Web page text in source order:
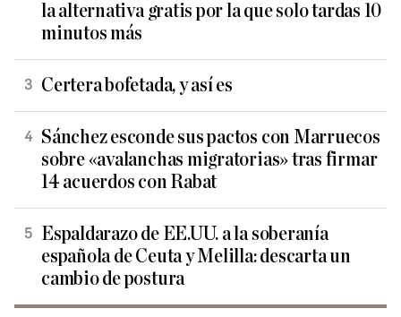
la alternativa gratis por la que solo tardas 10
minutos más
Certera bofetada, y así es
Sánchez esconde sus pactos con Marruecos
sobre «avalanchas migratorias» tras firmar
14 acuerdos con Rabat
Espaldarazo de EE.UU. a la soberanía
española de Ceuta y Melilla: descarta un
cambio de postura